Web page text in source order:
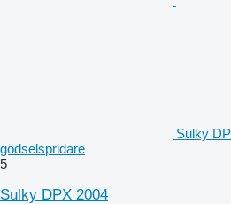
Sulky
gödselspridare
5
Sulky DPX 2004